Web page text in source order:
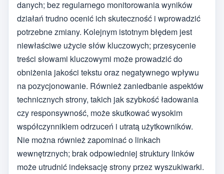
danych; bez regularnego monitorowania wyników
działań trudno ocenić ich skuteczność i wprowadzić
potrzebne zmiany. Kolejnym istotnym błędem jest
niewłaściwe użycie słów kluczowych; przesycenie
treści słowami kluczowymi może prowadzić do
obniżenia jakości tekstu oraz negatywnego wpływu
na pozycjonowanie. Również zaniedbanie aspektów
technicznych strony, takich jak szybkość ładowania
czy responsywność, może skutkować wysokim
współczynnikiem odrzuceń i utratą użytkowników.
Nie można również zapominać o linkach
wewnętrznych; brak odpowiedniej struktury linków
może utrudnić indeksację strony przez wyszukiwarki.